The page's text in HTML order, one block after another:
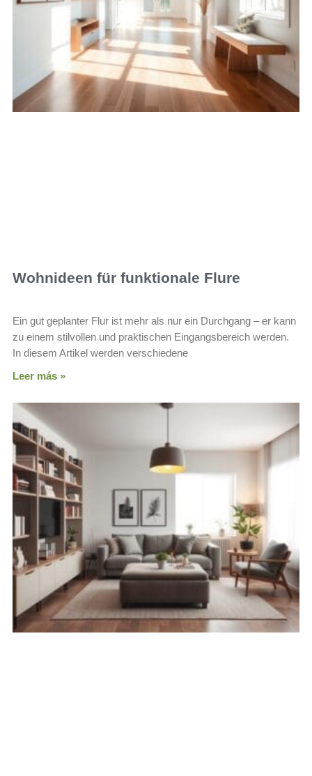
Wohnideen für funktionale Flure
Ein gut geplanter Flur ist mehr als nur ein Durchgang – er kann
zu einem stilvollen und praktischen Eingangsbereich werden.
In diesem Artikel werden verschiedene
Leer más »